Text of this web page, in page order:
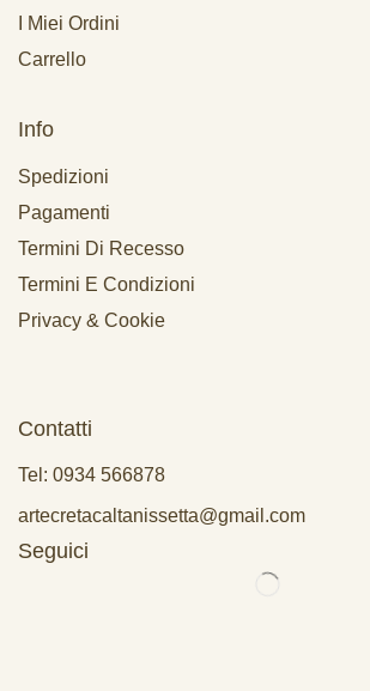
I Miei Ordini
Carrello
Info
Spedizioni
Pagamenti
Termini Di Recesso
Termini E Condizioni
Privacy & Cookie
Contatti
Tel: 0934 566878
artecretacaltanissetta@gmail.com
Seguici